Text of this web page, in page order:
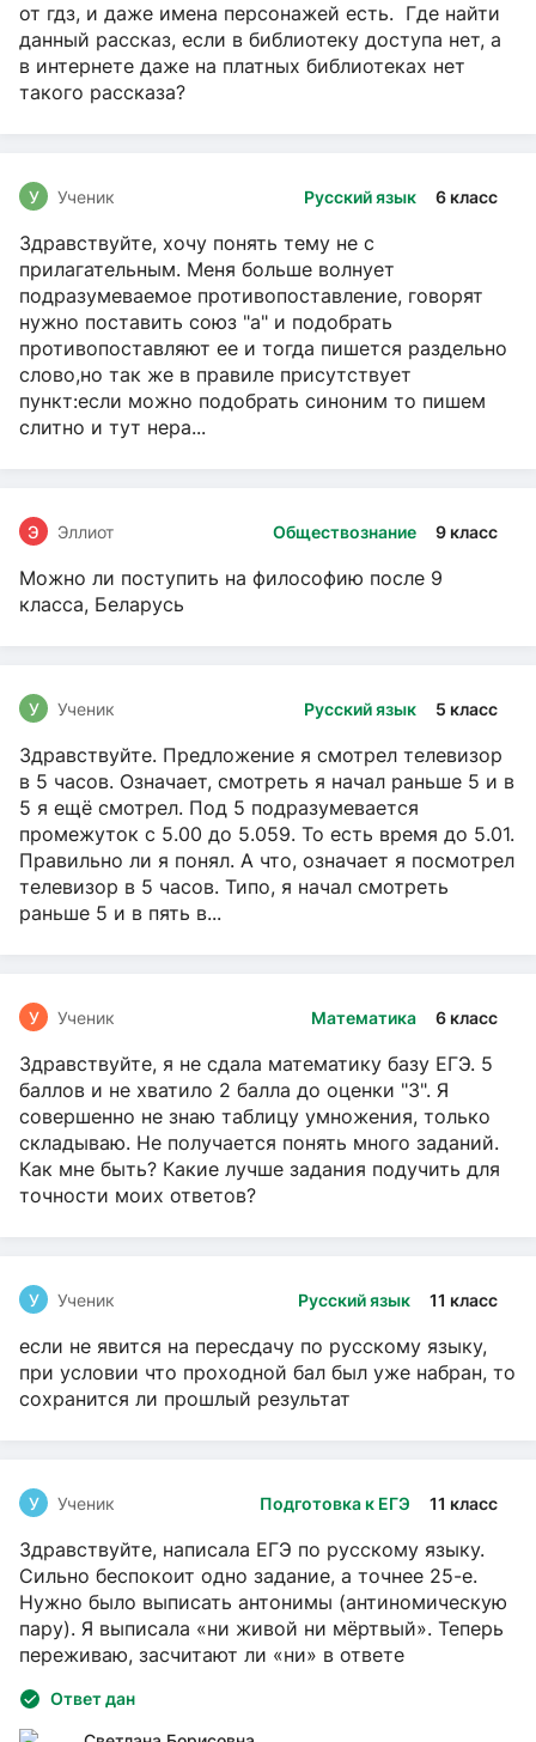
от гдз, и даже имена персонажей есть. Где найти
данный рассказ, если в библиотеку доступа нет, а
в интернете даже на платных библиотеках нет
такого рассказа?
Русский язык 6 класс
У Ученик
Здравствуйте, хочу понять тему не с
прилагательным. Меня больше волнует
подразумеваемое противопоставление, говорят
нужно поставить союз "а" и подобрать
противопоставляют ее и тогда пишется раздельно
слово,но так же в правиле присутствует
пункт:если можно подобрать синоним то пишем
слитно и тут нера...
Обществознание 9 класс
Э Эллиот
Можно ли поступить на философию после 9
класса, Беларусь
Русский язык 5 класс
У Ученик
Здравствуйте. Предложение я смотрел телевизор
в 5 часов. Означает, смотреть я начал раньше 5 и в
5 я ещё смотрел. Под 5 подразумевается
промежуток с 5.00 до 5.059. То есть время до 5.01.
Правильно ли я понял. А что, означает я посмотрел
телевизор в 5 часов. Типо, я начал смотреть
раньше 5 и в пять в...
Математика 6 класс
У Ученик
Здравствуйте, я не сдала математику базу ЕГЭ. 5
баллов и не хватило 2 балла до оценки "3". Я
совершенно не знаю таблицу умножения, только
складываю. Не получается понять много заданий.
Как мне быть? Какие лучше задания подучить для
точности моих ответов?
Русский язык 11 класс
У Ученик
если не явится на пересдачу по русскому языку,
при условии что проходной бал был уже набран, то
сохранится ли прошлый результат
Подготовка к ЕГЭ 11 класс
У Ученик
Здравствуйте, написала ЕГЭ по русскому языку.
Сильно беспокоит одно задание, а точнее 25-е.
Нужно было выписать антонимы (антиномическую
пару). Я выписала «ни живой ни мёртвый». Теперь
переживаю, засчитают ли «ни» в ответе
Ответ дан